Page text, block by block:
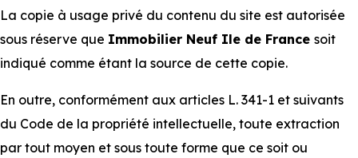
La copie à usage privé du contenu du site est autorisée
sous réserve que Immobilier Neuf Ile de France soit
indiqué comme étant la source de cette copie.
En outre, conformément aux articles L. 341-1 et suivants
du Code de la propriété intellectuelle, toute extraction
par tout moyen et sous toute forme que ce soit ou